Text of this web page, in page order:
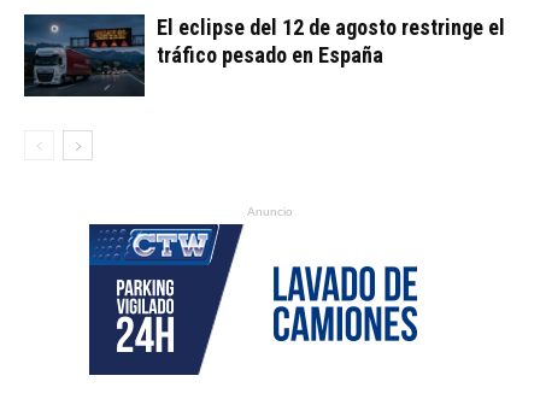
El eclipse del 12 de agosto restringe el
tráfico pesado en España
Anuncio